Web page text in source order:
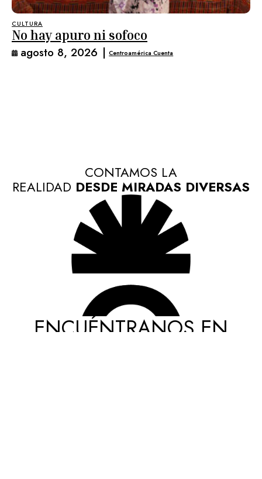
CULTURA
No hay apuro ni sofoco
agosto 8, 2026 | Centroamérica Cuenta
CONTAMOS LA
REALIDAD DESDE MIRADAS DIVERSAS
ENCUÉNTRANOS EN